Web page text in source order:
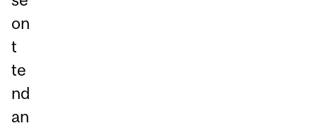
on
t
te
nd
an